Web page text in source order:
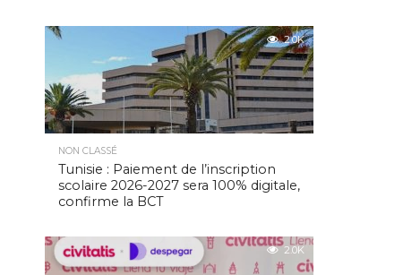
2.0K
NON CLASSÉ
Tunisie : Paiement de l’inscription
scolaire 2026-2027 sera 100% digitale,
confirme la BCT
2.0K